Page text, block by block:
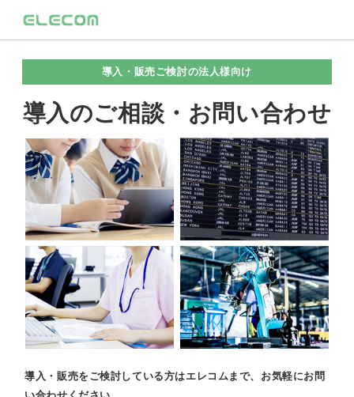
導入・販売ご検討の法人様向け
導入のご相談・お問い合わせ
導入・販売をご検討している方はエレコムまで、お気軽にお問